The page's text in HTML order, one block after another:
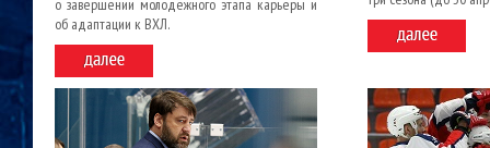
о завершении молодёжного этапа карьеры и
об адаптации к ВХЛ.